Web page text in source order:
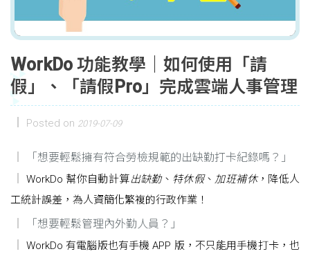
WorkDo 功能教學｜如何使用「請
假」、「請假Pro」完成雲端人事管理
Posted on 2019-07-09
「想要輕鬆擁有符合勞檢規範的出缺勤打卡紀錄嗎？」
WorkDo 幫你自動計算出缺勤、 特休假、 加班補休，降低人
工統計誤差，為人資簡化繁複的行政作業！
「想要輕鬆管理內外勤人員？」
WorkDo 有電腦版也有手機 APP 版，不只能用手機打卡，也